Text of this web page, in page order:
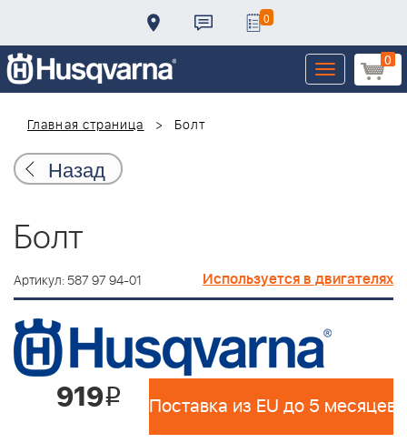
0
0
Toggle
navigation
Главная страница
Болт
Назад
Болт
Артикул: 587 97 94-01 Используется в двигателях
919i Поставка из EU до 5 месяцев